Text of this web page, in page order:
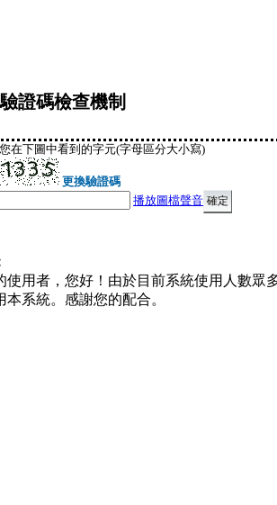
驗證碼檢查機制
在下圖中看到的字元(字母區分大小寫)
更換驗證碼
播放圖檔聲音
使用者，您好！由於目前系統使用人數眾
本系統。感謝您的配合。